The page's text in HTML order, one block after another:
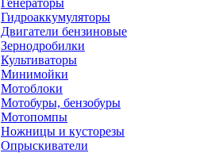
Генераторы
Гидроаккумуляторы
Двигатели бензиновые
Зернодробилки
Культиваторы
Минимойки
Мотоблоки
Мотобуры, бензобуры
Мотопомпы
Ножницы и кусторезы
Опрыскиватели